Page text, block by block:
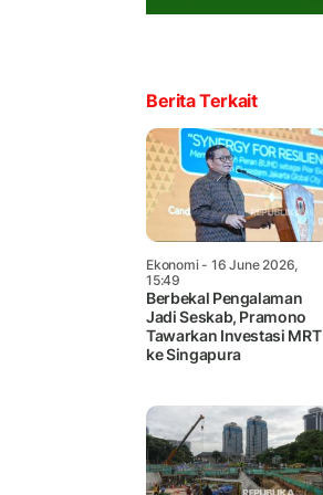
Berita Terkait
Ekonomi- 16 June 2026,
15:49
Berbekal Pengalaman
Jadi Seskab, Pramono
Tawarkan Investasi MRT
ke Singapura